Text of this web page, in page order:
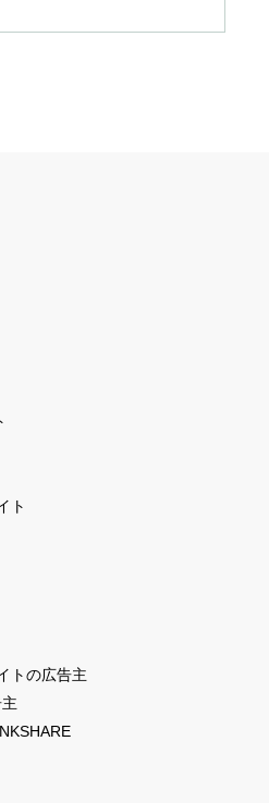
ト
トの広告主